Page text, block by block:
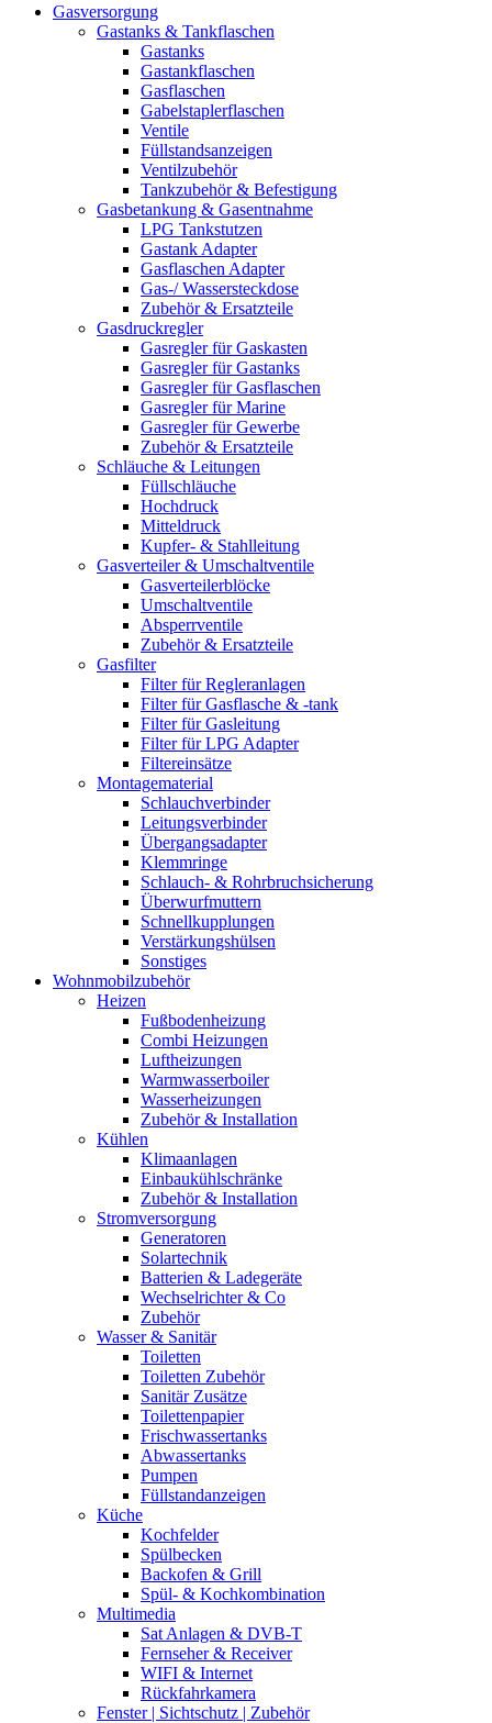
Gasversorgung
Gastanks & Tankflaschen
Gastanks
Gastankflaschen
Gasflaschen
Gabelstaplerflaschen
Ventile
Füllstandsanzeigen
Ventilzubehör
Tankzubehör & Befestigung
Gasbetankung & Gasentnahme
LPG Tankstutzen
Gastank Adapter
Gasflaschen Adapter
Gas-/ Wassersteckdose
Zubehör & Ersatzteile
Gasdruckregler
Gasregler für Gaskasten
Gasregler für Gastanks
Gasregler für Gasflaschen
Gasregler für Marine
Gasregler für Gewerbe
Zubehör & Ersatzteile
Schläuche & Leitungen
Füllschläuche
Hochdruck
Mitteldruck
Kupfer- & Stahlleitung
Gasverteiler & Umschaltventile
Gasverteilerblöcke
Umschaltventile
Absperrventile
Zubehör & Ersatzteile
Gasfilter
Filter für Regleranlagen
Filter für Gasflasche & -tank
Filter für Gasleitung
Filter für LPG Adapter
Filtereinsätze
Montagematerial
Schlauchverbinder
Leitungsverbinder
Übergangsadapter
Klemmringe
Schlauch- & Rohrbruchsicherung
Überwurfmuttern
Schnellkupplungen
Verstärkungshülsen
Sonstiges
Wohnmobilzubehör
Heizen
Fußbodenheizung
Combi Heizungen
Luftheizungen
Warmwasserboiler
Wasserheizungen
Zubehör & Installation
Kühlen
Klimaanlagen
Einbaukühlschränke
Zubehör & Installation
Stromversorgung
Generatoren
Solartechnik
Batterien & Ladegeräte
Wechselrichter & Co
Zubehör
Wasser & Sanitär
Toiletten
Toiletten Zubehör
Sanitär Zusätze
Toilettenpapier
Frischwassertanks
Abwassertanks
Pumpen
Füllstandanzeigen
Küche
Kochfelder
Spülbecken
Backofen & Grill
Spül- & Kochkombination
Multimedia
Sat Anlagen & DVB-T
Fernseher & Receiver
WIFI & Internet
Rückfahrkamera
Fenster | Sichtschutz | Zubehör